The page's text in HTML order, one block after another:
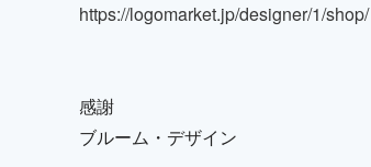
https://logomarket.jp/designer/1/shop/
感謝
ブルーム・デザイン